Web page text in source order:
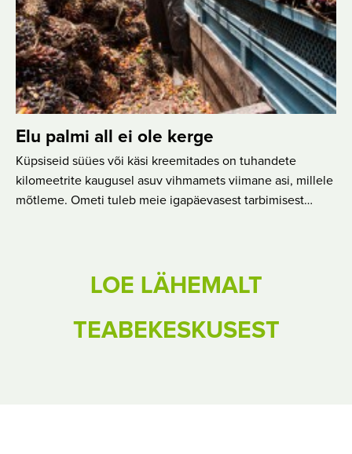
Elu palmi all ei ole kerge
Küpsiseid süües või käsi kreemitades on tuhandete
kilomeetrite kaugusel asuv vihmamets viimane asi, millele
mõtleme. Ometi tuleb meie igapäevasest tarbimisest…
LOE LÄHEMALT
TEABEKESKUSEST